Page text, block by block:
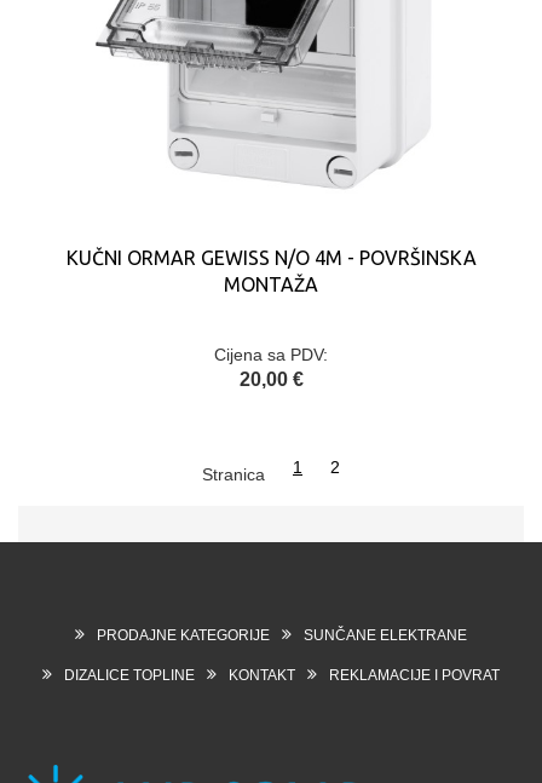
KUČNI ORMAR GEWISS N/O 4M - POVRŠINSKA
MONTAŽA
Cijena sa PDV:
20,00 €
Stranica 1 2
PRODAJNE KATEGORIJE SUNČANE ELEKTRANE
DIZALICE TOPLINE KONTAKT REKLAMACIJE I POVRAT